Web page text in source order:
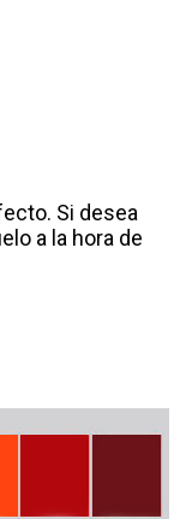
Si desea
a la hora de